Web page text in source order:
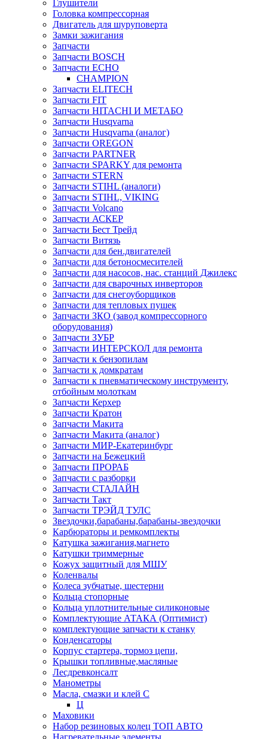
Глушители
Головка компрессорная
Двигатель для шуруповерта
Замки зажигания
Запчасти
Запчасти BOSCH
Запчасти ECHO
CHAMPION
Запчасти ELITECH
Запчасти FIT
Запчасти HITACHI И МЕТАБО
Запчасти Husqvarna
Запчасти Husqvarna (аналог)
Запчасти OREGON
Запчасти PARTNER
Запчасти SPARKY для ремонта
Запчасти STERN
Запчасти STIHL (аналоги)
Запчасти STIHL, VIKING
Запчасти Volcano
Запчасти АСКЕР
Запчасти Бест Трейд
Запчасти Витязь
Запчасти для бен.двигателей
Запчасти для бетоносмесителей
Запчасти для насосов, нас. станций Джилекс
Запчасти для сварочных инверторов
Запчасти для снегоуборщиков
Запчасти для тепловых пушек
Запчасти ЗКО (завод компрессорного
оборудования)
Запчасти ЗУБР
Запчасти ИНТЕРСКОЛ для ремонта
Запчасти к бензопилам
Запчасти к домкратам
Запчасти к пневматическому инструменту,
отбойным молоткам
Запчасти Керхер
Запчасти Кратон
Запчасти Макита
Запчасти Макита (аналог)
Запчасти МИР-Екатеринбург
Запчасти на Бежецкий
Запчасти ПРОРАБ
Запчасти с разборки
Запчасти СТАЛАЙН
Запчасти Такт
Запчасти ТРЭЙД ТУЛС
Звездочки,барабаны,барабаны-звездочки
Карбюраторы и ремкомплекты
Катушка зажигания,магнето
Катушки триммерные
Кожух защитный для МШУ
Коленвалы
Колеса зубчатые, шестерни
Кольца стопорные
Кольца уплотнительные силиконовые
Комплектующие АТАКА (Оптимист)
комплектующие запчасти к станку
Конденсаторы
Корпус стартера, тормоз цепи,
Крышки топливные,масляные
Лесдревконсалт
Манометры
Масла, смазки и клей С
Ц
Маховики
Набор резиновых колец ТОП АВТО
Нагревательные элементы